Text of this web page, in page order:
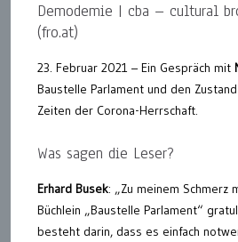
Demodemie | cba – cultural
(fro.at)
23. Februar 2021 – Ein Gespräch mit
Baustelle Parlament und den
Zeiten der Corona-Herrschaft.
Was sagen die Leser?
Erhard Busek: „Zu meinem Schmerz
Büchlein „Baustelle Parlament“
besteht darin, dass es einfach